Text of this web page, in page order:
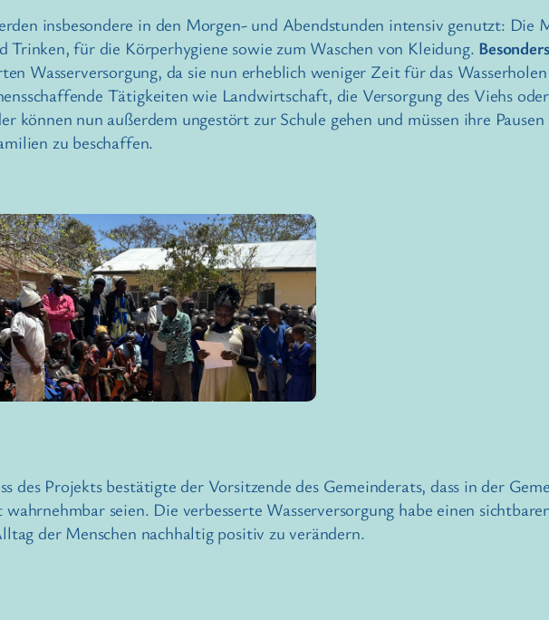
insbesondere in den Morgen- und Abendstunden intensiv genutzt: Die
Trinken, für die Körperhygiene sowie zum Waschen von Kleidung.
Wasserversorgung, da sie nun erheblich weniger Zeit für das
Tätigkeiten wie Landwirtschaft, die Versorgung des Viehs
können nun außerdem ungestört zur Schule gehen und müssen ihre
zu beschaffen.
des Projekts bestätigte der Vorsitzende des Gemeinderats, dass in der
seien. Die verbesserte Wasserversorgung habe einen
der Menschen nachhaltig positiv zu verändern.